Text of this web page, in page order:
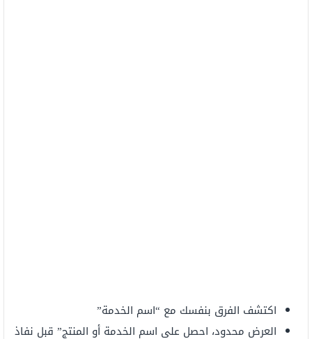
اكتشف الفرق بنفسك مع “اسم الخدمة”
العرض محدود، احصل على اسم الخدمة أو المنتج” قبل نفاذ